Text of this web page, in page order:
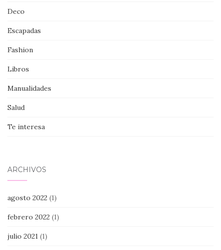
Deco
Escapadas
Fashion
Libros
Manualidades
Salud
Te interesa
ARCHIVOS
agosto 2022 (1)
febrero 2022 (1)
julio 2021 (1)